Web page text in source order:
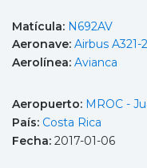
Matícula: N692AV
Aeronave: Airbus A321-
Aerolínea: Avianca
Aeropuerto: MROC -
País: Costa Rica
Fecha: 2017-01-06